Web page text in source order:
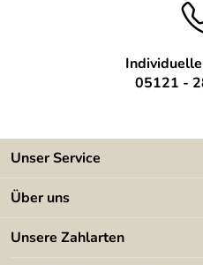
05121 -
Unser Service
Kontakt
Kundeninformationen
Über uns
Angebote
Unsere Zahlarten